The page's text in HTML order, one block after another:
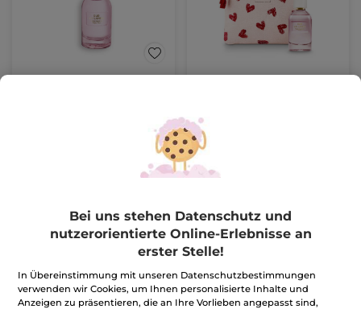
Eau de Parfum Sur La
IN DEN
WARENKORB
Set Sur la Lande - Eau
26,99€
IN DEN
WARENKORB
Bei uns stehen Datenschutz und
nutzerorientierte Online-Erlebnisse an
erster Stelle!
In Übereinstimmung mit unseren Datenschutzbestimmungen
verwenden wir Cookies, um Ihnen personalisierte Inhalte und
Anzeigen zu präsentieren, die an Ihre Vorlieben angepasst sind,